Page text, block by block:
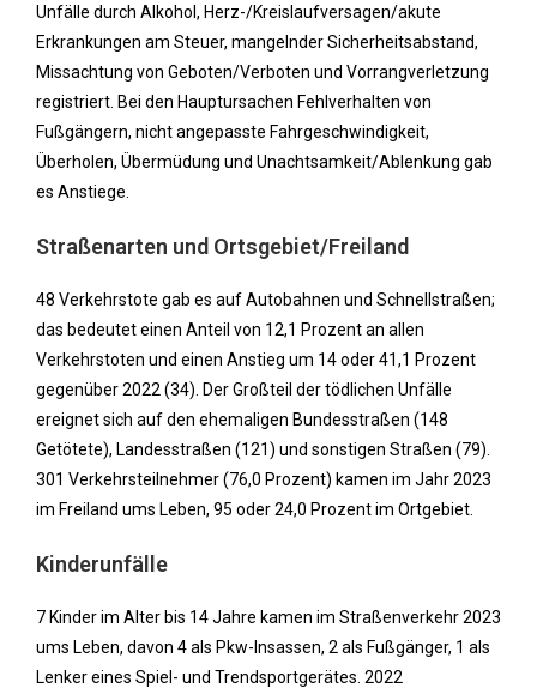
Unfälle durch Alkohol, Herz-/Kreislaufversagen/akute
Erkrankungen am Steuer, mangelnder Sicherheitsabstand,
Missachtung von Geboten/Verboten und Vorrangverletzung
registriert. Bei den Hauptursachen Fehlverhalten von
Fußgängern, nicht angepasste Fahrgeschwindigkeit,
Überholen, Übermüdung und Unachtsamkeit/Ablenkung gab
es Anstiege.
Straßenarten und Ortsgebiet/Freiland
48 Verkehrstote gab es auf Autobahnen und Schnellstraßen;
das bedeutet einen Anteil von 12,1 Prozent an allen
Verkehrstoten und einen Anstieg um 14 oder 41,1 Prozent
gegenüber 2022 (34). Der Großteil der tödlichen Unfälle
ereignet sich auf den ehemaligen Bundesstraßen (148
Getötete), Landesstraßen (121) und sonstigen Straßen (79).
301 Verkehrsteilnehmer (76,0 Prozent) kamen im Jahr 2023
im Freiland ums Leben, 95 oder 24,0 Prozent im Ortgebiet.
Kinderunfälle
7 Kinder im Alter bis 14 Jahre kamen im Straßenverkehr 2023
ums Leben, davon 4 als Pkw-Insassen, 2 als Fußgänger, 1 als
Lenker eines Spiel- und Trendsportgerätes. 2022